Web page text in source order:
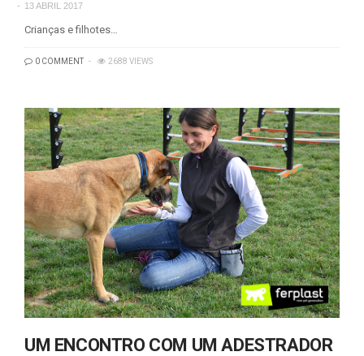
13 ABRIL 2017
Crianças e filhotes…
0 COMMENT 2688 VIEWS
UM ENCONTRO COM UM ADESTRADOR